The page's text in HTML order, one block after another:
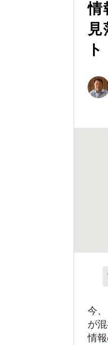
情
今
が
情